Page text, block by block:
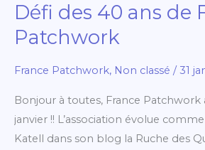
Défi des 40 ans de
Patchwork
France Patchwork, Non classé / 31
Bonjour à toutes, France Patchwork
janvier !! L’association évolue
Katell dans son blog la Ruche des
Défi
des
40
ans
France
Patchwork